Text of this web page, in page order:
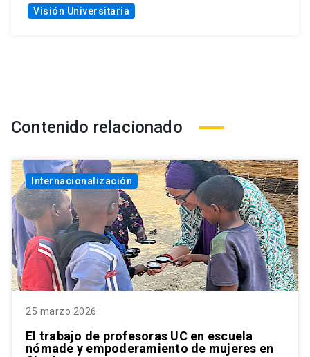
Visión Universitaria
Contenido relacionado
Internacionalización
25 marzo 2026
El trabajo de profesoras UC en escuela
nómade y empoderamiento de mujeres en